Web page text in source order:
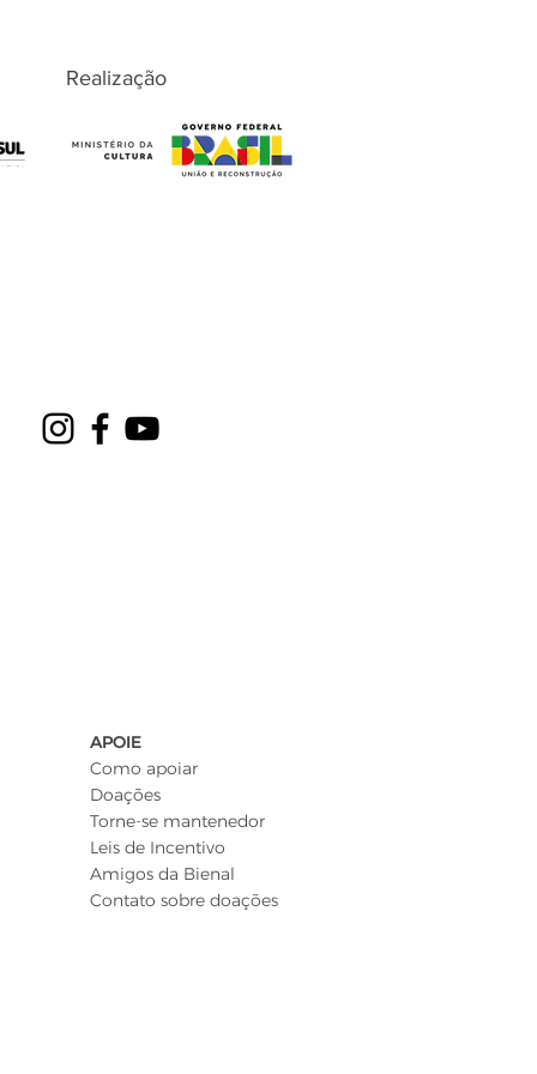
Realização
APOIE
Como apoiar
Doações
Torne-se mantenedor
Leis de Incentivo
Amigos da Bienal
Contato sobre doações